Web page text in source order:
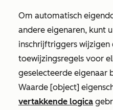
Om automatisch
andere eigenaren, kunt
inschrijftriggers wijzigen
toewijzingsregels voor
geselecteerde eigenaar
Waarde [object]
vertakkende logica